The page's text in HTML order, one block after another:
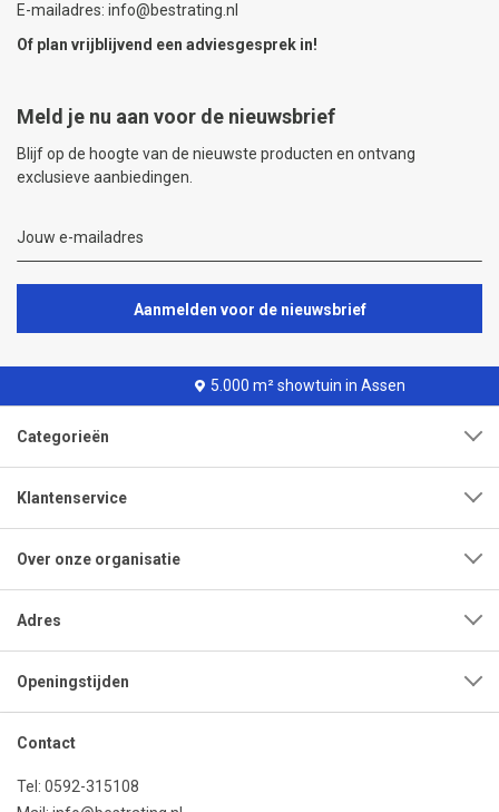
E-mailadres: info@bestrating.nl
Of plan vrijblijvend een adviesgesprek in!
Meld je nu aan voor de nieuwsbrief
Blijf op de hoogte van de nieuwste producten en ontvang
exclusieve aanbiedingen.
Aanmelden voor de nieuwsbrief
5.000 m² showtuin in Assen
Categorieën
Klantenservice
Over onze organisatie
Adres
Openingstijden
Contact
Tel: 0592-315108